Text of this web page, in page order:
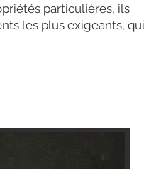
particulières, ils
les plus exigeants, qui